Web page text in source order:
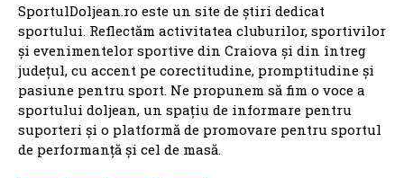
SportulDoljean.ro este un site de știri dedicat
sportului. Reflectăm activitatea cluburilor, sportivilor
și evenimentelor sportive din Craiova și din întreg
județul, cu accent pe corectitudine, promptitudine și
pasiune pentru sport. Ne propunem să fim o voce a
sportului doljean, un spațiu de informare pentru
suporteri și o platformă de promovare pentru sportul
de performanță și cel de masă.